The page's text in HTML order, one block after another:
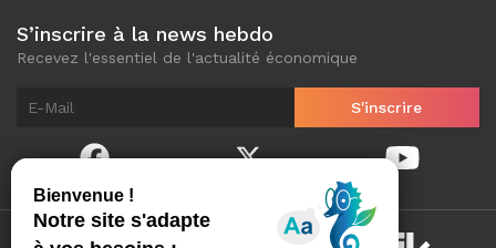
S’inscrire à la news hebdo
Recevez l'essentiel de l'actualité économique